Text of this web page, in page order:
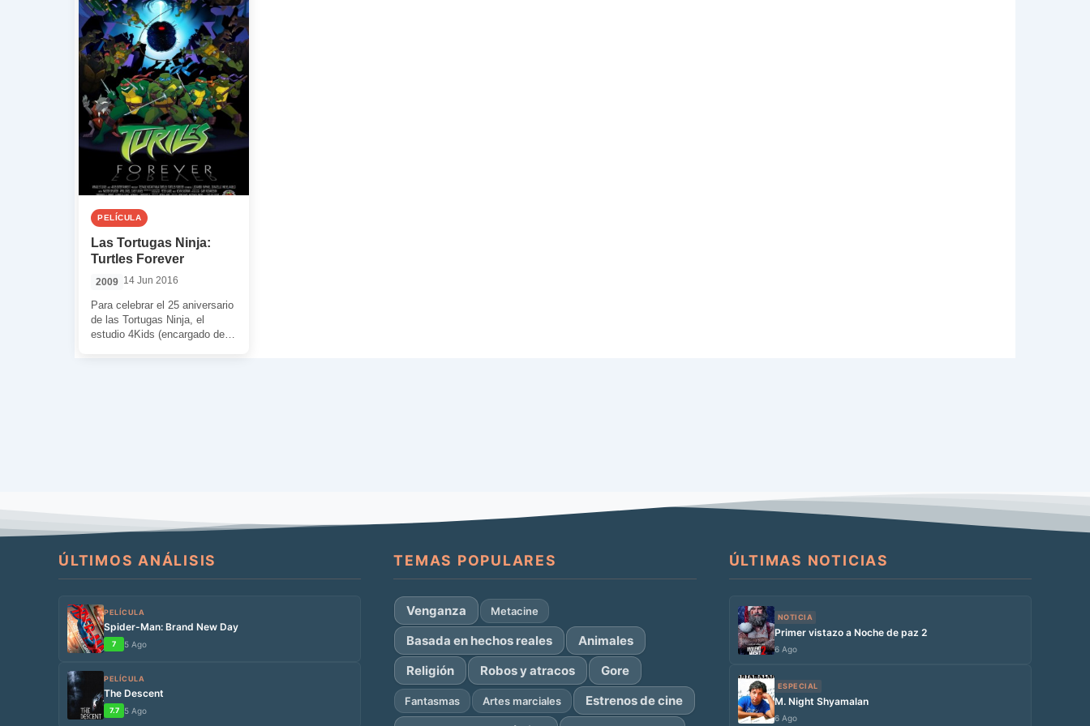
PELÍCULA
Las Tortugas Ninja:
Turtles Forever
2009 14 Jun 2016
Para celebrar el 25 aniversario
de las Tortugas Ninja, el
estudio 4Kids (encargado de la
ÚLTIMOS ANÁLISIS
PELÍCULA
Spider-Man: Brand New Day
7 5 Ago
PELÍCULA
The Descent
7.7 5 Ago
TEMAS POPULARES
Venganza Metacine
Basada en hechos reales
Animales
Religión
Robos y atracos Gore
Fantasmas Artes marciales
Estrenos de cine
ÚLTIMAS NOTICIAS
NOTICIA
Primer vistazo a Noche de paz 2
6 Ago
ESPECIAL
M. Night Shyamalan
6 Ago